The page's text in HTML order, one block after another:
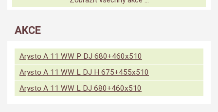
AKCE
Arysto A 11 WW P DJ 680+460x510
Arysto A 11 WW L DJ H 675+455x510
Arysto A 11 WW L DJ 680+460x510